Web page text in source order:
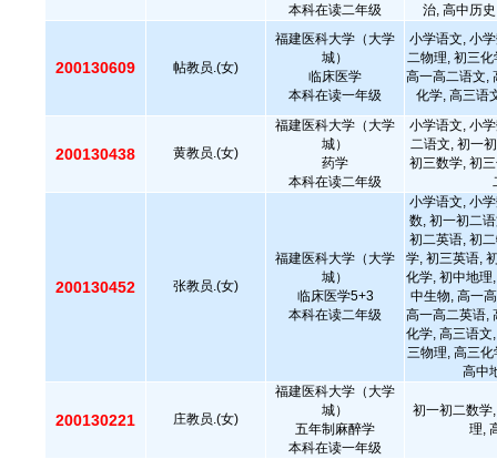
本科在读二年级
治, 高中历
200130609 帖教员.(女)
福建医科大学（大学
城）
临床医学
本科在读一年级
小学语文, 小
二物理, 初三
高一高二语文,
化学, 高三语
200130438 黄教员.(女)
福建医科大学（大学
城）
药学
本科在读二年级
小学语文, 小
二语文, 初一
初三数学, 初
200130452 张教员.(女)
福建医科大学（大学
城）
临床医学5+3
本科在读二年级
小学语文, 小
数, 初一初二
初二英语, 初
学, 初三英语,
化学, 初中地理
中生物, 高一
高一高二英语,
化学, 高三语文
三物理, 高三
高中
200130221 庄教员.(女)
福建医科大学（大学
城）
五年制麻醉学
本科在读一年级
初一初二数学
理,